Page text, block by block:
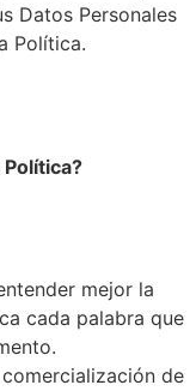
Datos Personales
Política.
mejor la
cada palabra que
de